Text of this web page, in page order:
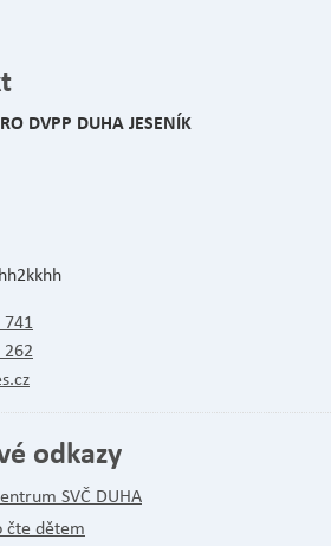
DVPP DUHA JESENÍK
741
262
odkazy
SVČ DUHA
čte dětem